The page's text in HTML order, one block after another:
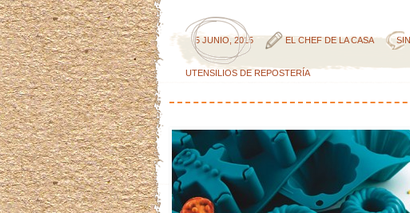
5 JUNIO, 2015 EL CHEF DE LA CASA
UTENSILIOS DE REPOSTERÍA